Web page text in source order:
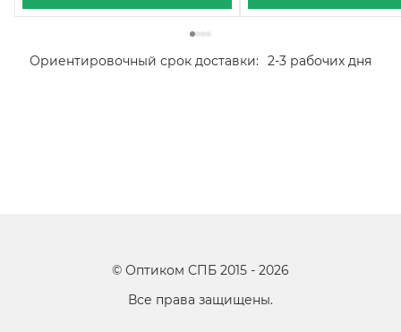
Ориентировочный срок доставки: 2-3 рабочих дня
© Оптиком СПБ 2015 - 2026
Все права защищены.